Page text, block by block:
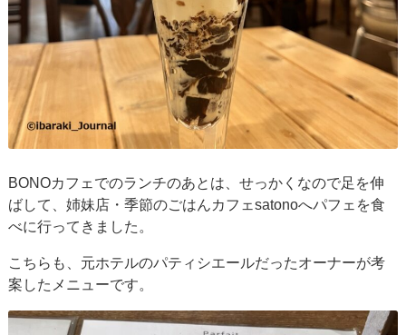
BONOカフェでのランチのあとは、せっかくなので足を伸
ばして、姉妹店・季節のごはんカフェsatonoへパフェを食
べに行ってきました。
こちらも、元ホテルのパティシエールだったオーナーが考
案したメニューです。